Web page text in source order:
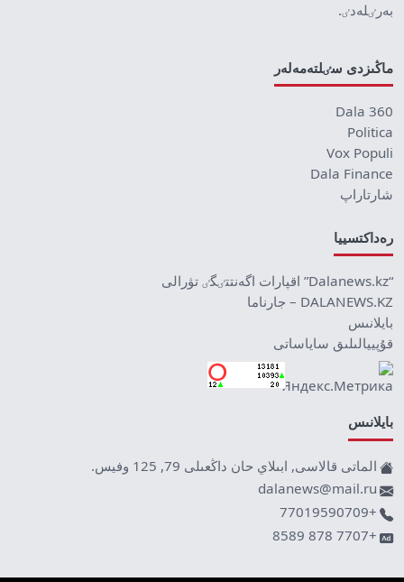
بەرٸلەدٸ.
ماڭىزدى سٸلتەمەلەر
Dala 360
Politica
Vox Populi
Dala Finance
شارتاراپ
رەداكتسييا
“Dalanews.kz” اقپارات اگەنتتٸگٸ تۋرالى
DALANEWS.KZ – جارناما
بايلانىس
قۇپييالىلىق ساياساتى
بايلانىس
الماتى قالاسى, ابىلاي حان داڭعىلى 79, 125 وفيس.
dalanews@mail.ru
+77019590709
+7707 878 8589